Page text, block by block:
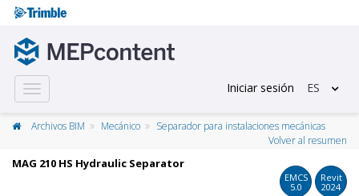
Toggle
navigation
Iniciar sesión ES
Archivos BIM Mecánico
Separador para instalaciones mecánicas
Volver al resumen
MAG 210 HS Hydraulic Separator
EMCS
5.0
Revit
2024